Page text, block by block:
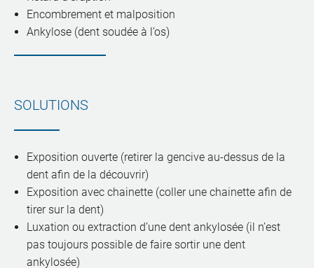
Encombrement et malposition
Ankylose (dent soudée à l’os)
SOLUTIONS
Exposition ouverte (retirer la gencive au-dessus de la
dent afin de la découvrir)
Exposition avec chainette (coller une chainette afin de
tirer sur la dent)
Luxation ou extraction d’une dent ankylosée (il n’est
pas toujours possible de faire sortir une dent
ankylosée)